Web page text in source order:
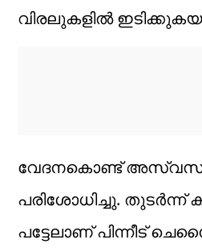
വിരലുകളിൽ
വേദനകൊണ്ട് അസ്വസ്ഥത
പരിശോധിച്ചു. തുടർന്ന്
പട്ടേലാണ് പിന്നീട്